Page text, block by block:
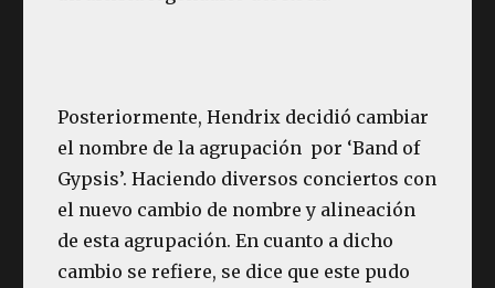
Posteriormente, Hendrix decidió cambiar
el nombre de la agrupación por ‘Band of
Gypsis’. Haciendo diversos conciertos con
el nuevo cambio de nombre y alineación
de esta agrupación. En cuanto a dicho
cambio se refiere, se dice que este pudo